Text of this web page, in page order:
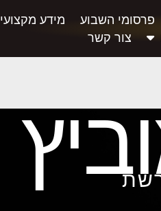
פרסומי השבוע
מידע מקצועי
צור קשר